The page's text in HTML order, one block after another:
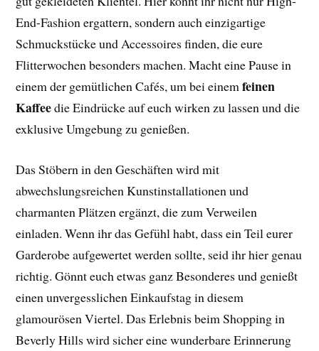
End-Fashion ergattern, sondern auch einzigartige
Schmuckstücke und Accessoires finden, die eure
Flitterwochen besonders machen. Macht eine Pause in
einem der gemütlichen Cafés, um bei einemfeinen
Kaffeedie Eindrücke auf euch wirken zu lassen und die
exklusive Umgebung zu genießen.
Das Stöbern in den Geschäften wird mit
abwechslungsreichen Kunstinstallationen und
charmanten Plätzen ergänzt, die zum Verweilen
einladen. Wenn ihr das Gefühl habt, dass ein Teil eurer
Garderobe aufgewertet werden sollte, seid ihr hier genau
richtig. Gönnt euch etwas ganz Besonderes und genießt
einen unvergesslichen Einkaufstag in diesem
glamourösen Viertel. Das Erlebnis beim Shopping in
Beverly Hills wird sicher eine wunderbare Erinnerung